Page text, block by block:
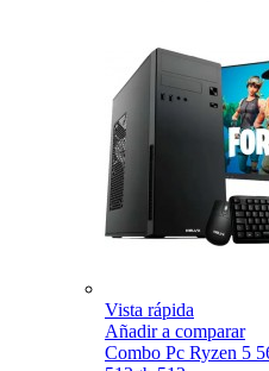
Vista rápida
Añadir a comparar
Combo Pc Ryzen 5